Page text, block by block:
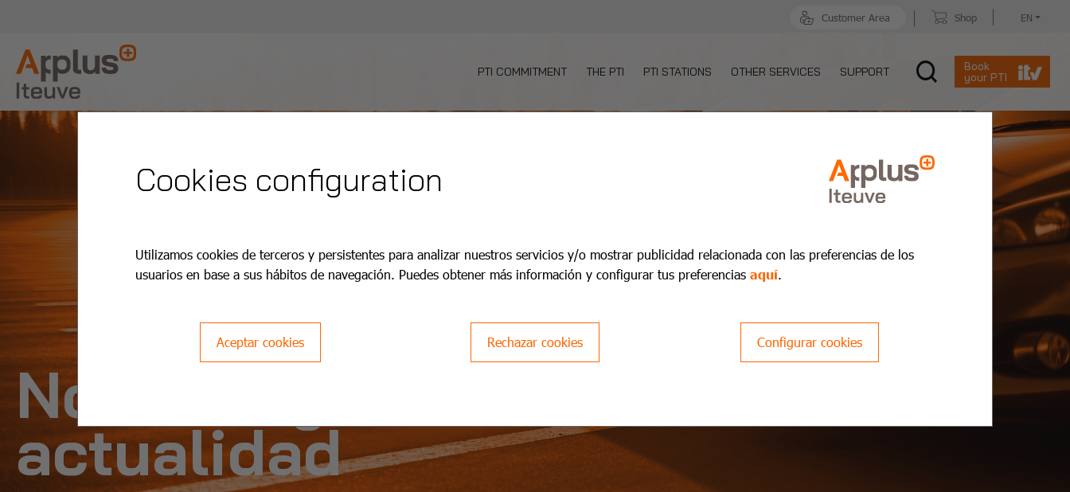
Customer Area Shop EN
PTI COMMITMENT THE PTI PTI STATIONS OTHER SERVICES SUPPORT
Book
your PTI
Noticias y
actualidad
Cookies configuration
Utilizamos cookies de terceros y persistentes para analizar nuestros servicios y/o mostrar publicidad relacionada con las preferencias de los
usuarios en base a sus hábitos de navegación. Puedes obtener más información y configurar tus preferencias aquí.
Aceptar cookies Rechazar cookies Configurar cookies